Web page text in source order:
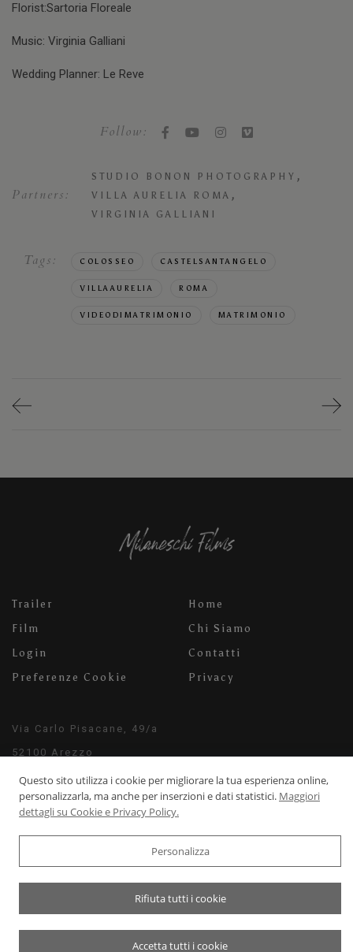
Florist:Sartoria Floreale
Music: Virginia Galliani
Wedding Planner: Le Reve
Follow:
Partners:
STUDIO BONON PHOTOGRAPHY ,
VILLA AURELIA ROMA ,
VIRGINIA GALLIANI
Tags: COLOSSEO CASTELSANTANGELO
VILLAAURELIA ROMA
VIDEODIMATRIMONIO MATRIMONIO
Trailer
Film
Login
Preferenze Cookie
Home
Chi Siamo
Contatti
Privacy
Via Carlo Pisacane, 49/a
52100 Arezzo
info@milaneschifilms.com
+39 3920542526
© 2022-2026 Milaneschi Films Cinema - P.Iva: 04464170234
Powered byWebDesignProduction
Questo sito utilizza i cookie per migliorare la tua esperienza online,
personalizzarla, ma anche per inserzioni e dati statistici. Maggiori
dettagli su Cookie e Privacy Policy.
Personalizza
Rifiuta tutti i cookie
Accetta tutti i cookie